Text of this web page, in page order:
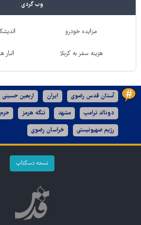
وب گردی
مزایده خودرو
هزینه سفر به کربلا
آستان قدس رضوی ایران اربعین حسینی
دونالد ترامپ مشهد تنگه هرمز
رژیم صهیونیستی خراسان رضوی
نسخه دسکتاپ